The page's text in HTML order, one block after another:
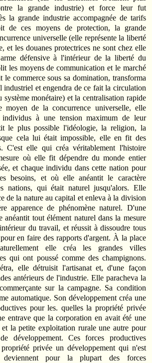
la grande industrie) et force leur fut
la grande industrie accompagnée de tarifs
de ces moyens de protection, la grande
universelle (elle représente la liberté
et les douanes protectrices ne sont chez elle
défensive à l'intérieur de la liberté du
les moyens de communication et le marché
le commerce sous sa domination, transforma
industriel et engendra de ce fait la circulation
système monétaire) et la centralisation rapide
moyen de la concurrence universelle, elle
à une tension maximum de leur
le plus possible l'idéologie, la religion, la
cela lui était impossible, elle en fit des
C'est elle qui créa véritablement l'histoire
où elle fit dépendre du monde entier
et chaque individu dans cette nation pour
besoins, et où elle anéantit le caractère
nations, qui était naturel jusqu'alors. Elle
de la nature au capital et enleva à la division
apparence de phénomène naturel. D'une
anéantit tout élément naturel dans la mesure
du travail, et réussit à dissoudre tous
en faire des rapports d'argent. À la place
elle créa les grandes villes
qui ont poussé comme des champignons.
elle détruisit l'artisanat et, d'une façon
antérieurs de l'industrie. Elle paracheva la
sur la campagne. Sa condition
automatique. Son développement créa une
pour les. quelles la propriété privée
entrave que la corporation en avait été une
la petite exploitation rurale une autre pour
développement. Ces forces productives
privée un développement qui n'est
deviennent pour la plupart des forces